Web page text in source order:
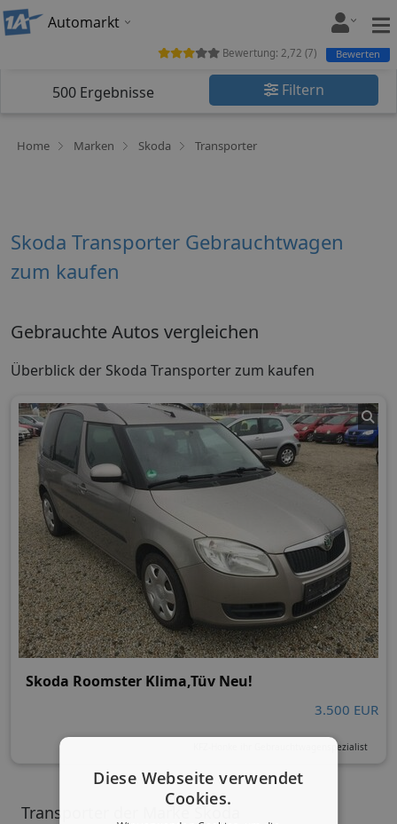
Automarkt
500 Ergebnisse Filtern
Home Marken Skoda Transporter
Transporter der Marke Skoda
Bewertung: 2,72 (7) Bewerten
Skoda Transporter Gebrauchtwagen
zum kaufen
Gebrauchte Autos vergleichen
Überblick der Skoda Transporter zum kaufen
Skoda Roomster Klima,Tüv Neu!
3.500 EUR
KFZ-Honke ihr Gebrauchtwagenspezialist
Diese Webseite verwendet
Cookies.